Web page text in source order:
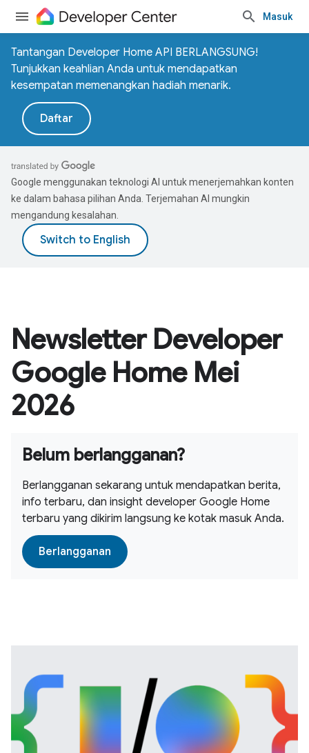
Masuk
Tantangan Developer Home API BERLANGSUNG!
Tunjukkan keahlian Anda untuk mendapatkan
kesempatan memenangkan hadiah menarik.
Daftar
Google menggunakan teknologi AI untuk menerjemahkan konten
ke dalam bahasa pilihan Anda. Terjemahan AI mungkin
mengandung kesalahan.
Newsletter Developer
Google Home Mei
2026
Belum berlangganan?
Berlangganan sekarang untuk mendapatkan berita,
info terbaru, dan insight developer Google Home
terbaru yang dikirim langsung ke kotak masuk Anda.
Berlangganan